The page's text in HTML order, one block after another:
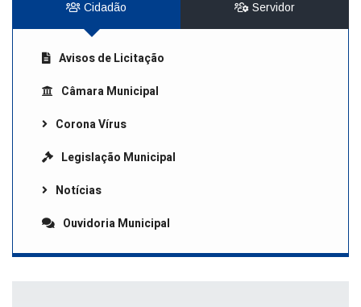
Cidadão Servidor
Avisos de Licitação
Câmara Municipal
Corona Vírus
Legislação Municipal
Notícias
Ouvidoria Municipal